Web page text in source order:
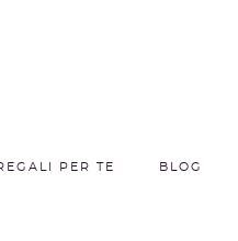
PER TE BLOG